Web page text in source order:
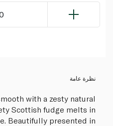
نظرة عامة
with a zesty natural
Scottish fudge melts in
Beautifully presented in